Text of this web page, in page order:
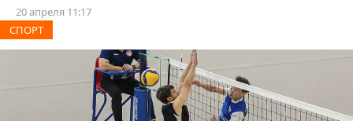
20 апреля 11:17
СПОРТ